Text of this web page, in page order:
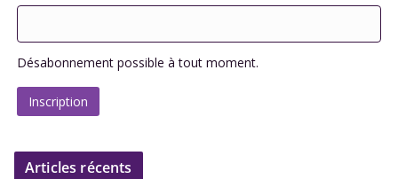
Désabonnement possible à tout moment.
Articles récents